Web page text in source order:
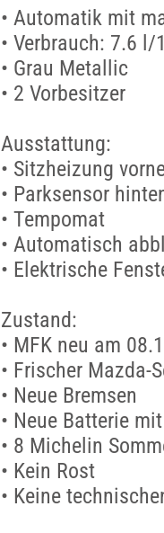
• Automatik mit
• Verbrauch: 7.6 l/
• Grau Metallic
• 2 Vorbesitzer
Ausstattung:
• Sitzheizung
• Parksensor
• Tempomat
• Automatisch
• Elektrische
Zustand:
• MFK neu am
• Frischer Mazda-
• Neue Bremsen
• Neue Batterie
• 8 Michelin
• Kein Rost
• Keine